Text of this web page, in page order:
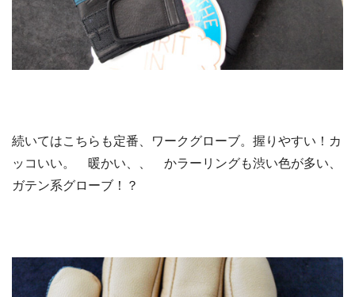
続いてはこちらも定番、ワークグローブ。握りやすい！カ
ッコいい。 暖かい、、 かラーリングも渋い色が多い、
ガテン系グローブ！？